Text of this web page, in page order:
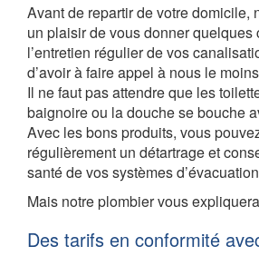
Avant de repartir de votre domicile,
un plaisir de vous donner quelques
l’entretien régulier de vos
d’avoir à faire appel à nous le
Il ne faut pas attendre que les
baignoire ou la douche se bouche
Avec les bons produits, vous
régulièrement un détartrage et
santé de vos systèmes
Mais notre plombier vous
Des tarifs en conformité